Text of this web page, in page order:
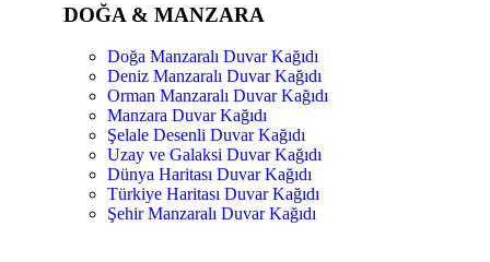
DOĞA & MANZARA
Doğa Manzaralı Duvar Kağıdı
Deniz Manzaralı Duvar Kağıdı
Orman Manzaralı Duvar Kağıdı
Manzara Duvar Kağıdı
Şelale Desenli Duvar Kağıdı
Uzay ve Galaksi Duvar Kağıdı
Dünya Haritası Duvar Kağıdı
Türkiye Haritası Duvar Kağıdı
Şehir Manzaralı Duvar Kağıdı